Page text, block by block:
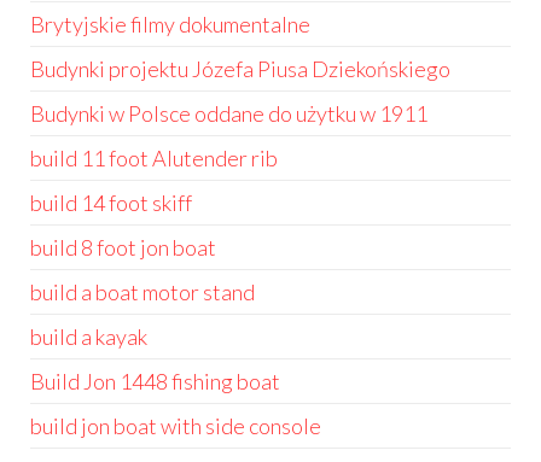
Brytyjskie filmy dokumentalne
Budynki projektu Józefa Piusa Dziekońskiego
Budynki w Polsce oddane do użytku w 1911
build 11 foot Alutender rib
build 14 foot skiff
build 8 foot jon boat
build a boat motor stand
build a kayak
Build Jon 1448 fishing boat
build jon boat with side console